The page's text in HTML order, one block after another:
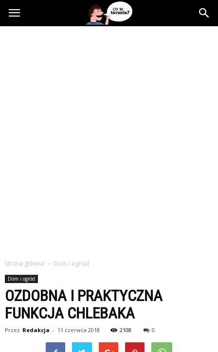
Cowtoruniu.pl
Strona główna Dom i ogród
Dom i ogród
OZDOBNA I PRAKTYCZNA
FUNKCJA CHLEBAKA
Przez Redakcja - 11 czerwca 2018 2108 0